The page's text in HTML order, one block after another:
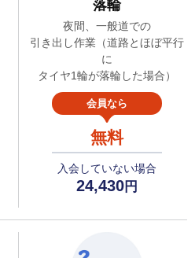
落輪
夜間、一般道での
引き出し作業（道路とほぼ平行
に
タイヤ1輪が落輪した場合）
会員なら
無料
入会していない場合
24,430円